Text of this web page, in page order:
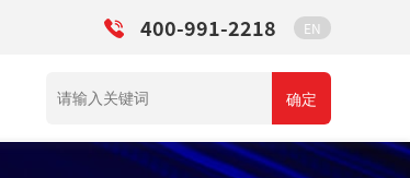
400-991-2218 EN
确定